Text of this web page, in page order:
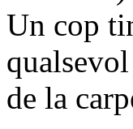
Un cop
de la